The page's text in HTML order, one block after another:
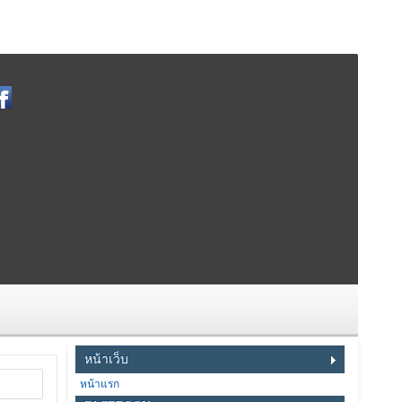
หน้าเว็บ
หน้าแรก